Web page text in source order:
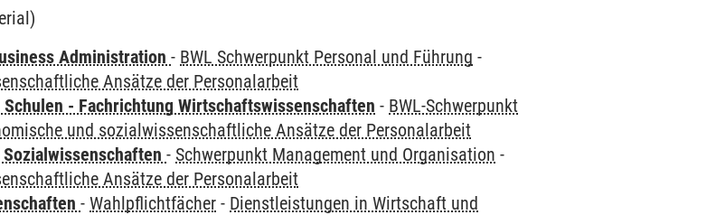
Administration- BWL Schwerpunkt Personal und Führung -
Ansätze der Personalarbeit
- Fachrichtung Wirtschaftswissenschaften - BWL-Schwerpunkt
und sozialwissenschaftliche Ansätze der Personalarbeit
- Schwerpunkt Management und Organisation -
Ansätze der Personalarbeit
-Wahlpflichtfächer - Dienstleistungen in Wirtschaft und